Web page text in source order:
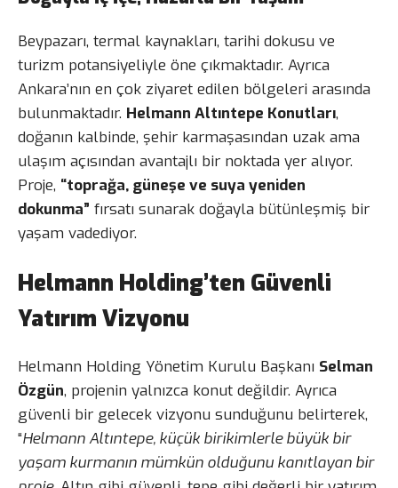
Beypazarı, termal kaynakları, tarihi dokusu ve
turizm potansiyeliyle öne çıkmaktadır. Ayrıca
Ankara’nın en çok ziyaret edilen bölgeleri arasında
bulunmaktadır. Helmann Altıntepe Konutları,
doğanın kalbinde, şehir karmaşasından uzak ama
ulaşım açısından avantajlı bir noktada yer alıyor.
Proje, “toprağa, güneşe ve suya yeniden
dokunma” fırsatı sunarak doğayla bütünleşmiş bir
yaşam vadediyor.
Helmann Holding’ten Güvenli
Yatırım Vizyonu
Helmann Holding Yönetim Kurulu Başkanı Selman
Özgün, projenin yalnızca konut değildir. Ayrıca
güvenli bir gelecek vizyonu sunduğunu belirterek,
“Helmann Altıntepe, küçük birikimlerle büyük bir
yaşam kurmanın mümkün olduğunu kanıtlayan bir